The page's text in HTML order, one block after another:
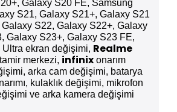
Galaxy S20 FE, Samsung
S21, Galaxy S21+, Galaxy S21
S22, Galaxy S22+, Galaxy
Galaxy S23+, Galaxy S23 FE,
ekran değişimi, Realme
tamir merkezi, infinix onarım
arka cam değişimi, batarya
kulaklık değişimi, mikrofon
ve arka kamera değişimi